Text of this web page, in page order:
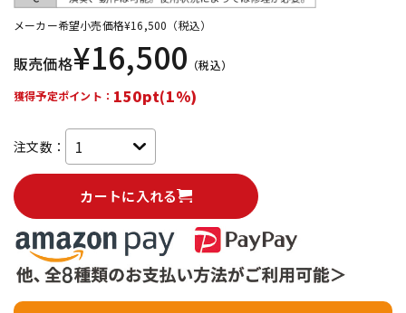
メーカー希望小売価格¥16,500 （税込）
販売価格¥16,500 （税込）
獲得予定ポイント： 150pt(1%)
注文数：
カートに入れる